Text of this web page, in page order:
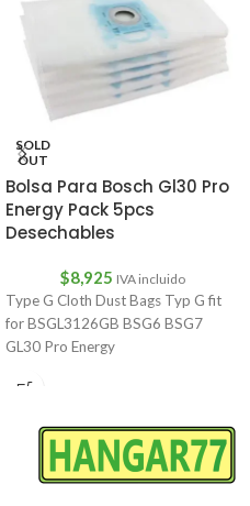
SOLD
OUT
Bolsa Para Bosch Gl30 Pro
Energy Pack 5pcs
Desechables
$8,925 IVA incluido
Type G Cloth Dust Bags Typ G fit
for BSGL3126GB BSG6 BSG7
GL30 Pro Energy